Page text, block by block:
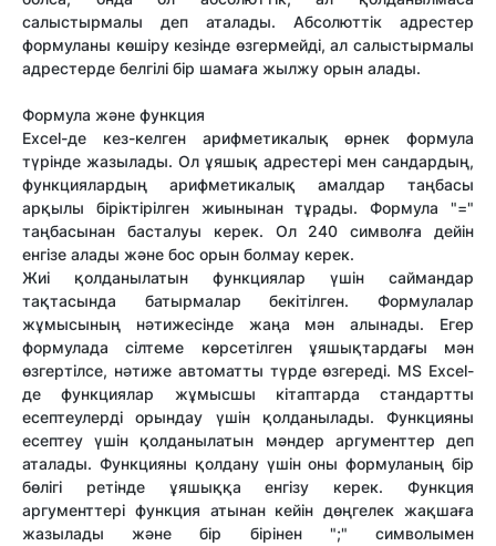
салыстырмалы деп аталады. Абсолюттік адрестер
формуланы көшіру кезінде өзгермейді, ал салыстырмалы
адрестерде белгілі бір шамаға жылжу орын алады.
Формула және функция
Excel-де кез-келген арифметикалық өрнек формула
түрінде жазылады. Ол ұяшық адрестері мен сандардың,
функциялардың арифметикалық амалдар таңбасы
арқылы біріктірілген жиынынан тұрады. Формула "="
таңбасынан басталуы керек. Ол 240 символға дейін
енгізе алады және бос орын болмау керек.
Жиі қолданылатын функциялар үшін саймандар
тақтасында батырмалар бекітілген. Формулалар
жұмысының нәтижесінде жаңа мән алынады. Егер
формулада сілтеме көрсетілген ұяшықтардағы мән
өзгертілсе, нәтиже автоматты түрде өзгереді. MS Excel-
де функциялар жұмысшы кітаптарда стандартты
есептеулерді орындау үшін қолданылады. Функцияны
есептеу үшін қолданылатын мәндер аргументтер деп
аталады. Функцияны қолдану үшін оны формуланың бір
бөлігі ретінде ұяшыққа енгізу керек. Функция
аргументтері функция атынан кейін дөңгелек жақшаға
жазылады және бір бірінен ";" символымен